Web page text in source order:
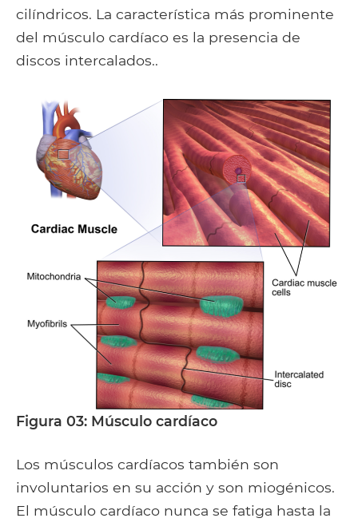
cilíndricos. La característica más prominente
del músculo cardíaco es la presencia de
discos intercalados..
Figura 03: Músculo cardíaco
Los músculos cardíacos también son
involuntarios en su acción y son miogénicos.
El músculo cardíaco nunca se fatiga hasta la